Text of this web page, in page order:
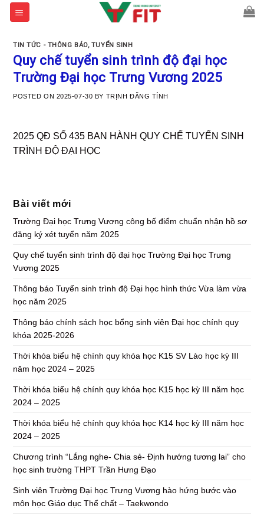
Skip
TIN TỨC - THÔNG BÁO, TUYỂN SINH
Quy chế tuyển sinh trình độ đại học
Trường Đại học Trưng Vương 2025
POSTED ON 2025-07-30 BY TRỊNH ĐĂNG TÍNH
2025 QĐ SỐ 435 BAN HÀNH QUY CHẾ TUYỂN SINH
TRÌNH ĐỘ ĐẠI HỌC
Bài viết mới
Trường Đại học Trưng Vương công bố điểm chuẩn nhận hồ sơ
đăng ký xét tuyển năm 2025
Quy chế tuyển sinh trình độ đại học Trường Đại học Trưng
Vương 2025
Thông báo Tuyển sinh trình độ Đại học hình thức Vừa làm vừa
học năm 2025
Thông báo chính sách học bổng sinh viên Đại học chính quy
khóa 2025-2026
Thời khóa biểu hệ chính quy khóa học K15 SV Lào học kỳ III
năm học 2024 – 2025
Thời khóa biểu hệ chính quy khóa học K15 học kỳ III năm học
2024 – 2025
Thời khóa biểu hệ chính quy khóa học K14 học kỳ III năm học
2024 – 2025
Chương trình “Lắng nghe- Chia sẻ- Định hướng tương lai” cho
học sinh trường THPT Trần Hưng Đạo
Sinh viên Trường Đại học Trưng Vương hào hứng bước vào
môn học Giáo dục Thể chất – Taekwondo